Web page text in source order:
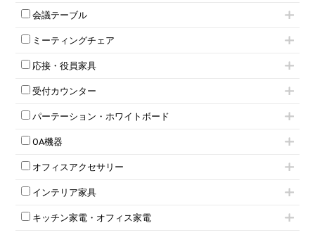
両開きキャビネット
スチールキャビネット
上下連結キャビネット
軽量ラック（スチールラック）
収納家具その他
両開書庫
ラテラル書庫
1人用ロッカー
2人用ロッカー
3人用ロッカー
4人用ロッカー
5人用ロッカー
8人用ロッカー
多人数ロッカー
ダイヤル錠ロッカー
ダイヤル錠ロッカー
ワードローブ・クローゼット
会議テーブル
スタッキングテーブル
ネスティングテーブル
幕板付テーブル
カウンターテーブル
T字脚テーブル
会議テーブルW1200～
会議テーブルW1800～
平行スタックテーブル
会議テーブルその他
ミーティングチェア
キャスター付きミーティングチェア
スタッキングミーティングチェア
テーブル付きミーティングチェア
ネスティングミーティングチェア
折りたたみミーティングチェア
ハイチェア
ミーティングチェアその他
応接・役員家具
応接セット
応接ソファ
応接チェア
応接テーブル
応接・役員家具その他
受付カウンター
ローカウンター
ラウンジカウンター
受付カウンターその他
パーテーション・ホワイトボード
パーテーション
自立タイプパーテーション
パーテーションその他
脚付ホワイトボード
壁掛けホワイトボード
ホワイトボードその他
OA機器
電話機（ビジネスフォン）
シュレッダー
プロジェクター
スクリーン
オフィスアクセサリー
チェア用台車
演台・講演台・演説台
防音パネル
個室ブース
インテリア家具
モールドチェア
ダイニングチェア
キッチン家電・オフィス家電